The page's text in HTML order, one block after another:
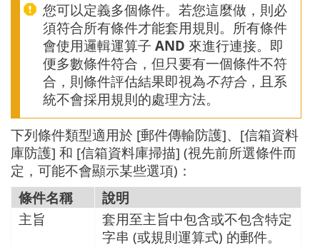
您可以定義多個條件。若您這麼做，則必
須符合所有條件才能套用規則。所有條件
會使用邏輯運算子 AND 來進行連接。即
便多數條件符合，但只要有一個條件不符
合，則條件評估結果即視為不符合，且系
統不會採用規則的處理方法。
下列條件類型適用於 [郵件傳輸防護]、[信箱資料
庫防護] 和 [信箱資料庫掃描] (視先前所選條件而
定，可能不會顯示某些選項)：
條件名稱
說明
主旨
套用至主旨中包含或不包含特定
字串 (或規則運算式) 的郵件。